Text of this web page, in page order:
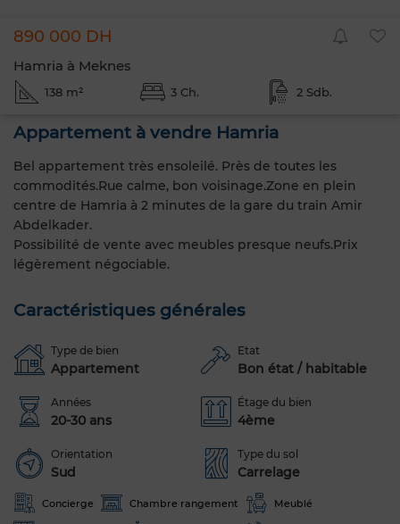
890 000 DH
Hamria à Meknes
138 m² 3 Ch. 2 Sdb.
Appartement à vendre Hamria
Bel appartement très ensoleilé. Près de toutes les
commodités.Rue calme, bon voisinage.Zone en plein
centre de Hamria à 2 minutes de la gare du train Amir
Abdelkader.
Possibilité de vente avec meubles presque neufs.Prix
légèrement négociable.
Caractéristiques générales
Type de bien
Appartement
Etat
Bon état / habitable
Années
20-30 ans
Étage du bien
4ème
Orientation
Sud
Type du sol
Carrelage
Concierge Chambre rangement Meublé